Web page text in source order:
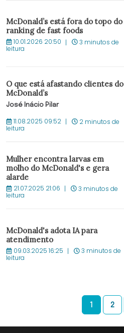
McDonald’s está fora do topo do
ranking de fast foods
10.01.2026 20:50 3 minutos de
leitura
O que está afastando clientes do
McDonald’s
José Inácio Pilar
11.08.2025 09:52 2 minutos de
leitura
Mulher encontra larvas em
molho do McDonald's e gera
alarde
21.07.2025 21:06 3 minutos de
leitura
McDonald's adota IA para
atendimento
09.03.2025 16:25 3 minutos de
leitura
1 2